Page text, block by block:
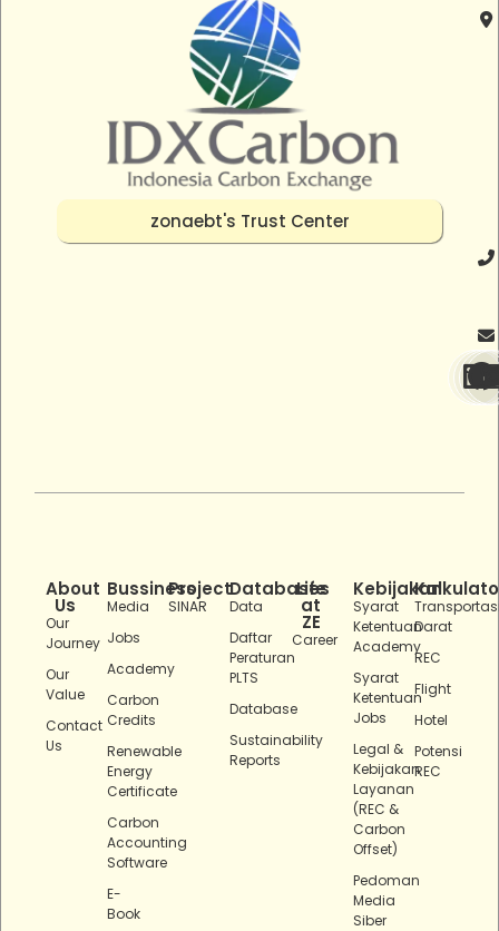
zonaebt's Trust Center
About
Us
Our
Journey
Our
Value
Contact
Us
Bussiness
Media
Jobs
Academy
Carbon
Credits
Renewable
Energy
Certificate
Carbon
Accounting
Software
E-
Book
Project
SINAR
Databases
Data
Daftar
Peraturan
PLTS
Database
Sustainability
Reports
Life
at
ZE
Career
Kebijakan
Syarat
Ketentuan
Academy
Syarat
Ketentuan
Jobs
Legal &
Kebijakan
Layanan
(REC &
Carbon
Offset)
Pedoman
Media
Siber
Darat
REC
Flight
Hotel
Potensi
REC